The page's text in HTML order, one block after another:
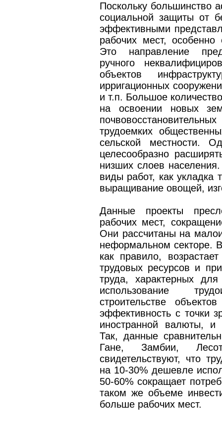
Поскольку большинство
социальной защиты от
эффективными
рабочих мест, особенно
Это направление
ручного
объектов
ирригационных
и т.п. Большое
на освоении новых
трудоемких
сельской местности.
целесообразно
низших слоев
виды работ, как укладка
выращивание овощей,
Данные проекты
рабочих мест,
Они рассчитаны на
неформальном секторе.
как правило,
трудовых ресурсов и
труда, характерных
использование
строительстве
эффективность с точки
иностранной валюты, и
Так, данные
Гане, Замбии,
свидетельствуют, что
на 10-30% дешевле
50-60% сокращает
таком же объеме
больше рабочих мест.